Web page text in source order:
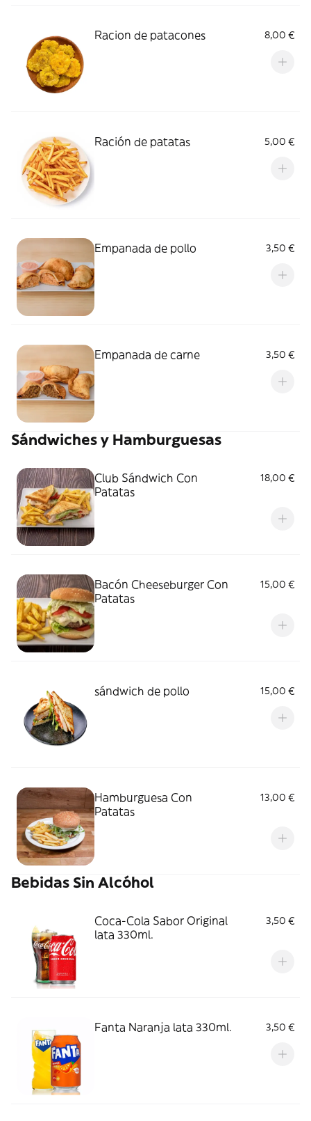
Racion de patacones 8,00 €
Ración de patatas 5,00 €
Empanada de pollo 3,50 €
Empanada de carne 3,50 €
Sándwiches y Hamburguesas
Club Sándwich Con
Patatas
18,00 €
Bacón Cheeseburger Con
Patatas
15,00 €
sándwich de pollo 15,00 €
Hamburguesa Con
Patatas
13,00 €
Bebidas Sin Alcóhol
Coca-Cola Sabor Original
lata 330ml.
3,50 €
Fanta Naranja lata 330ml. 3,50 €